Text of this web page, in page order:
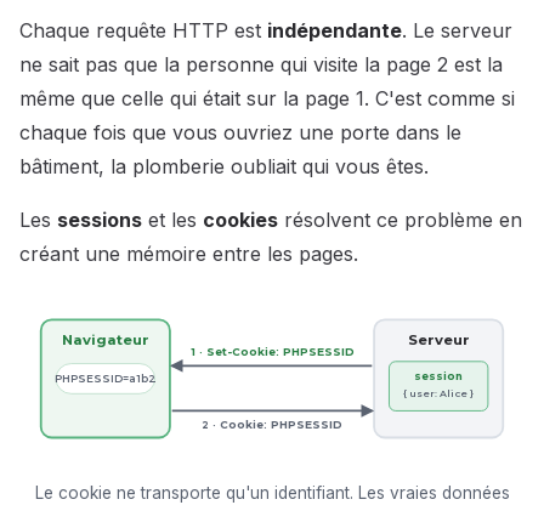
Chaque requête HTTP est indépendante. Le serveur
ne sait pas que la personne qui visite la page 2 est la
même que celle qui était sur la page 1. C'est comme si
chaque fois que vous ouvriez une porte dans le
bâtiment, la plomberie oubliait qui vous êtes.
Les sessions et les cookies résolvent ce problème en
créant une mémoire entre les pages.
Navigateur
PHPSESSID=a1b2
Serveur
session
{ user: Alice }
1 · Set-Cookie: PHPSESSID
2 · Cookie: PHPSESSID
Le cookie ne transporte qu'un identifiant. Les vraies données